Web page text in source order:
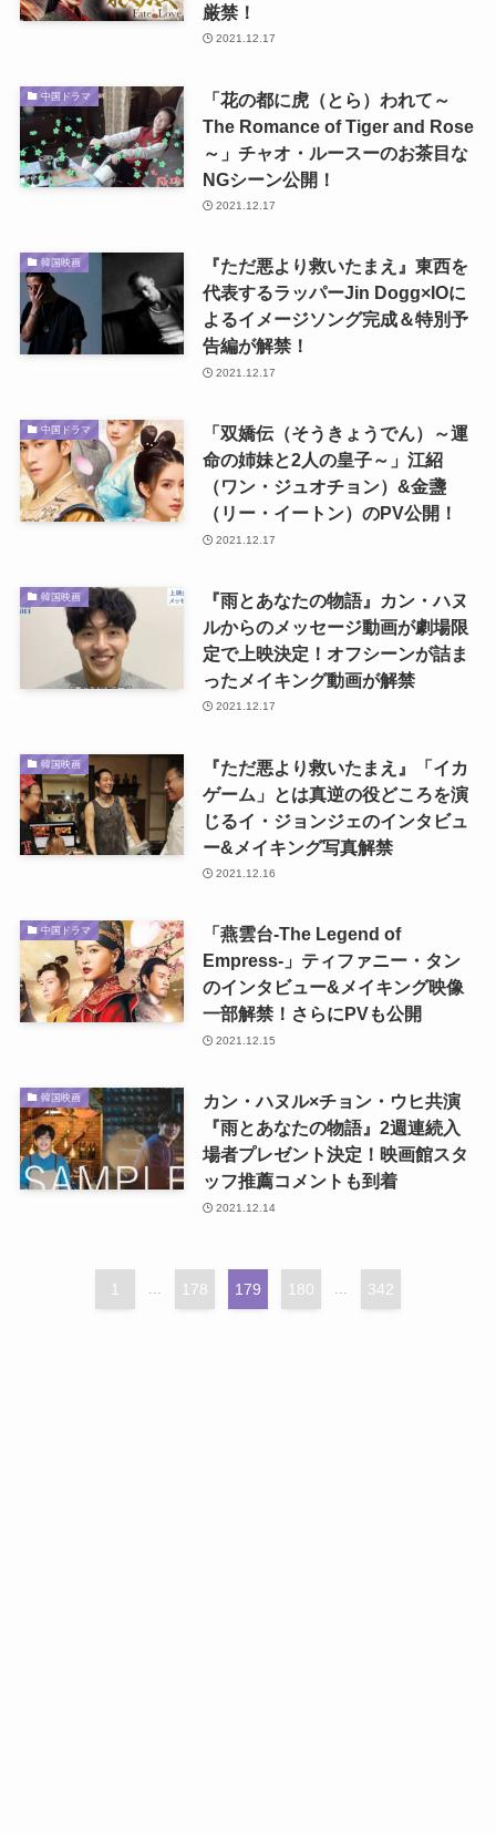
厳禁！
2021.12.17
中国ドラマ
「花の都に虎（とら）われて～
The Romance of Tiger and Rose
～」チャオ・ルースーのお茶目な
NGシーン公開！
2021.12.17
韓国映画
『ただ悪より救いたまえ』東西を
代表するラッパーJin Dogg×IOに
よるイメージソング完成＆特別予
告編が解禁！
2021.12.17
中国ドラマ
「双嬌伝（そうきょうでん）～運
命の姉妹と2人の皇子～」江紹
（ワン・ジュオチョン）&金盞
（リー・イートン）のPV公開！
2021.12.17
韓国映画
『雨とあなたの物語』カン・ハヌ
ルからのメッセージ動画が劇場限
定で上映決定！オフシーンが詰ま
ったメイキング動画が解禁
2021.12.17
韓国映画
『ただ悪より救いたまえ』「イカ
ゲーム」とは真逆の役どころを演
じるイ・ジョンジェのインタビュ
ー&メイキング写真解禁
2021.12.16
中国ドラマ
「燕雲台-The Legend of
Empress-」ティファニー・タン
のインタビュー&メイキング映像
一部解禁！さらにPVも公開
2021.12.15
韓国映画
カン・ハヌル×チョン・ウヒ共演
『雨とあなたの物語』2週連続入
場者プレゼント決定！映画館スタ
ッフ推薦コメントも到着
2021.12.14
1 178 179 180 342